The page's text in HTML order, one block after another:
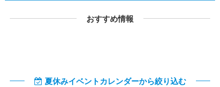
おすすめ情報
夏休みイベントカレンダーから絞り込む